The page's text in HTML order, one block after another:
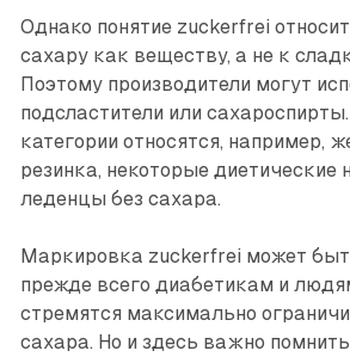
Однако понятие zuckerfrei
сахару как веществу, а не к
Поэтому производители могут
подсластители или
категории относятся, например,
резинка, некоторые диетические
леденцы без сахара.
Маркировка zuckerfrei может
прежде всего диабетикам и
стремятся максимально
сахара. Но и здесь важно